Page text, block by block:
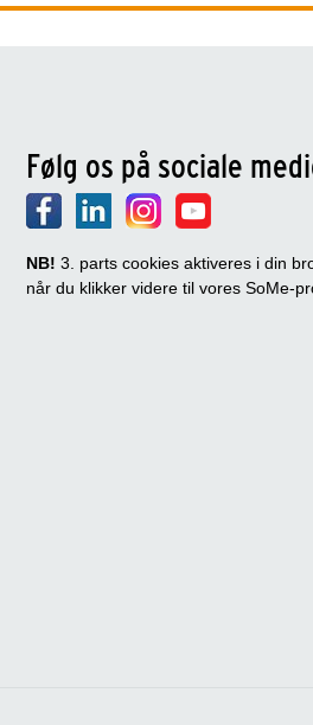
Følg os på sociale
NB! 3. parts cookies aktiveres i din
når du klikker videre til vores SoMe-